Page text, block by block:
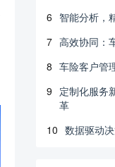
6 智能分析，
7 高效协同：
8 车险客户管
9 定制化服务
革
10 数据驱动